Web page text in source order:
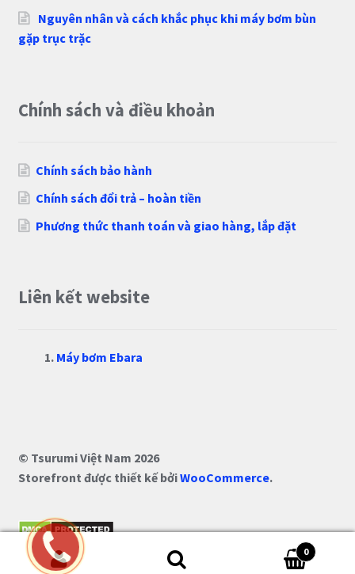
Nguyên nhân và cách khắc phục khi máy bơm bùn
gặp trục trặc
Chính sách và điều khoản
Chính sách bảo hành
Chính sách đổi trả – hoàn tiền
Phương thức thanh toán và giao hàng, lắp đặt
Liên kết website
Máy bơm Ebara
© Tsurumi Việt Nam 2026
Storefront được thiết kế bởiWooCommerce.
Tìm kiếm:
0